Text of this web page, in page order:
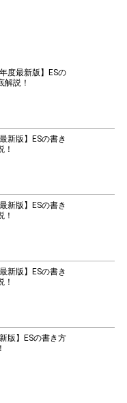
度最新版】ESの
解説！
新版】ESの書き
！
新版】ESの書き
！
新版】ESの書き
！
版】ESの書き方